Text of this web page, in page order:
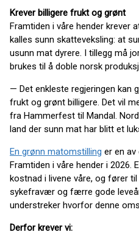
Krever billigere frukt og grønt
Framtiden i våre hender krever
kalles sunn skatteveksling: at
usunn mat dyrere. I tillegg må
brukes til å doble norsk
— Det enkleste regjeringen kan
frukt og grønt billigere. Det vil
fra Hammerfest til Mandal.
land der sunn mat har blitt et
En grønn matomstilling er en av
Framtiden i våre hender i 2026.
kostnad i livene våre, og fører
sykefravær og færre gode
understreker hvorfor denne
Derfor krever vi: